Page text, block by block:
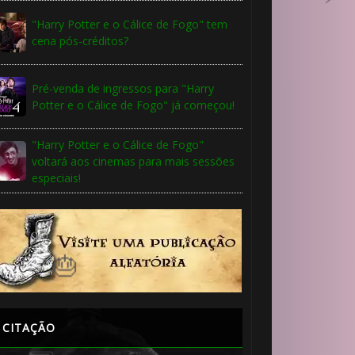
"Harry Potter e o Cálice de Fogo" tem
cena pós-créditos?
Pré-venda de ingressos para "Harry
Potter e o Cálice de Fogo" já começou!
"Harry Potter e o Cálice de Fogo"
voltará aos cinemas para mais sessões
especiais!
CITAÇÃO
🎂